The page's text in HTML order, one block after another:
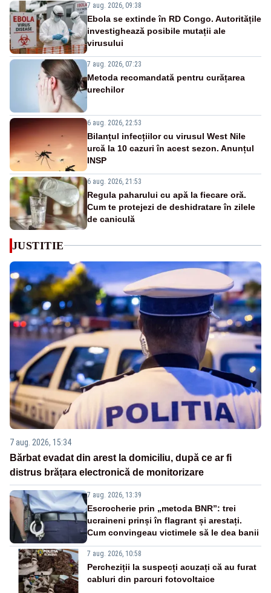
7 aug. 2026, 09:38
Ebola se extinde în RD Congo. Autoritățile
investighează posibile mutații ale
virusului
7 aug. 2026, 07:23
Metoda recomandată pentru curățarea
urechilor
6 aug. 2026, 22:53
Bilanțul infecțiilor cu virusul West Nile
urcă la 10 cazuri în acest sezon. Anunțul
INSP
6 aug. 2026, 21:53
Regula paharului cu apă la fiecare oră.
Cum te protejezi de deshidratare în zilele
de caniculă
JUSTITIE
7 aug. 2026, 15:34
Bărbat evadat din arest la domiciliu, după ce ar fi
distrus brățara electronică de monitorizare
7 aug. 2026, 13:39
Escrocherie prin „metoda BNR”: trei
ucraineni prinși în flagrant și arestați.
Cum convingeau victimele să le dea banii
7 aug. 2026, 10:58
Percheziții la suspecți acuzați că au furat
cabluri din parcuri fotovoltaice